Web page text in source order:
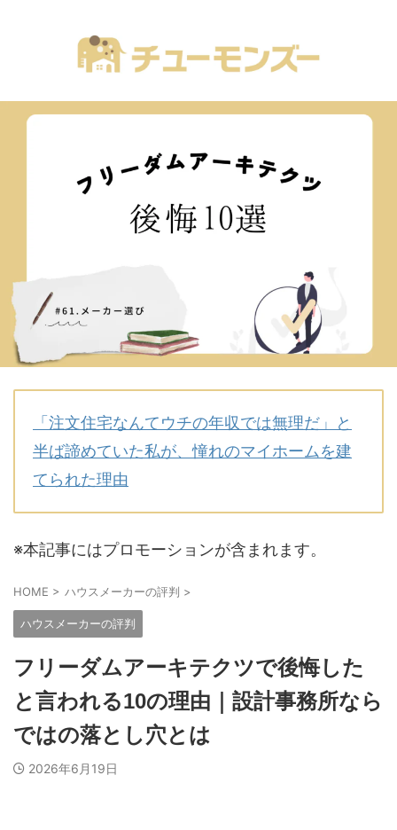
「注文住宅なんてウチの年収では無理だ」と
半ば諦めていた私が、憧れのマイホームを建
てられた理由
※本記事にはプロモーションが含まれます。
HOME > ハウスメーカーの評判 >
ハウスメーカーの評判
フリーダムアーキテクツで後悔した
と言われる10の理由｜設計事務所なら
ではの落とし穴とは
2026年6月19日